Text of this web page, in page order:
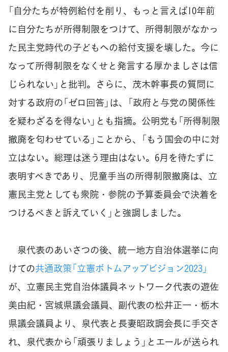
「自分たちが特例給付を削り、もっと言えば10年前
に自分たちが所得制限をつけて、所得制限がなかっ
た民主党時代の子どもへの給付支援を壊した。今に
なって所得制限をなくせと発言する厚かましさは信
じられない」と批判。さらに、茂木幹事長の質問に
対する政府の「ゼロ回答」は、「政府と与党の関係性
を疑わざるを得ない」とも指摘。公明党も「所得制限
撤廃を匂わせている」ことから、「もう国会の中に対
立はない。総理は迷う理由はない。6月を待たずに
表明すべきであり、児童手当の所得制限撤廃は、立
憲民主党としても衆院・参院の予算委員会で決着を
つけるべきと訴えていく」と強調しました。
泉代表のあいさつの後、統一地方自治体選挙に向
けての共通政策「立憲ボトムアップビジョン2023」
が、立憲民主党自治体議員ネットワーク代表の遊佐
美由紀・宮城県議会議員、副代表の松井正一・栃木
県議会議員より、泉代表と長妻昭政調会長に手交さ
れ、泉代表から「頑張りましょう」とエールが送られ